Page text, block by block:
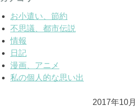
お小遣い、節約
不思議、都市伝説
情報
日記
漫画、アニメ
私の個人的な思い出
2017年10月